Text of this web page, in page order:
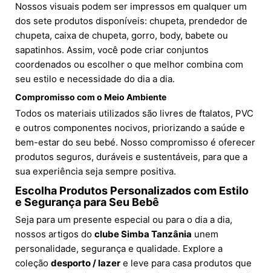
Nossos visuais podem ser impressos em qualquer um
dos sete produtos disponíveis: chupeta, prendedor de
chupeta, caixa de chupeta, gorro, body, babete ou
sapatinhos. Assim, você pode criar conjuntos
coordenados ou escolher o que melhor combina com
seu estilo e necessidade do dia a dia.
Compromisso com o Meio Ambiente
Todos os materiais utilizados são livres de ftalatos, PVC
e outros componentes nocivos, priorizando a saúde e
bem-estar do seu bebé. Nosso compromisso é oferecer
produtos seguros, duráveis e sustentáveis, para que a
sua experiência seja sempre positiva.
Escolha Produtos Personalizados com Estilo
e Segurança para Seu Bebê
Seja para um presente especial ou para o dia a dia,
nossos artigos do clube Simba Tanzânia unem
personalidade, segurança e qualidade. Explore a
coleção desporto / lazer e leve para casa produtos que